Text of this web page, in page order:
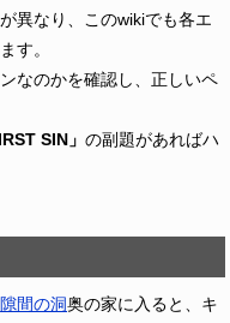
異なり、このwikiでも各エ
す。
なのかを確認し、正しいペ
SIN」 の副題があればハ
隙間の洞奥の家に入ると、キ